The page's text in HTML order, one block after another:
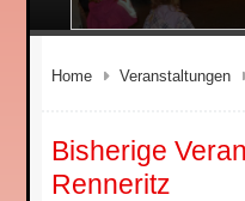
Home Veranstaltungen
Bisherige
Renneritz